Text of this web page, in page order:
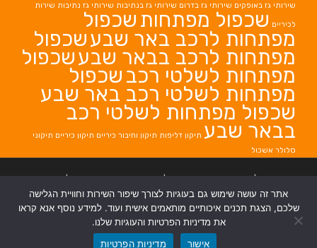
שירותי גז באופקים שירותי גז בדרום שירותי גז בנתיבות שירותי גז נתיבות שירות
לכיריים שכפול מפתחות שכפול
מפתחות לרכב באר שבעשכפול
מפתחות לרכב בבאר שבעשכפול
מפתחות לשלטי רכב שכפול
מפתחות לשלטי רכב באר שבע
שכפול מפתחות לשלטי רכב
בבאר שבע תיקון דליפות תיקון וחיבור כיריים תיקון כיריים תיקוני
סלולר אשכול
בבאר שבע |
אתר זה עושה שימוש גם בעוגיות לצורך שיפור השירות וחוויית הגלישה
שלכם, הצגת תכנים איכותיים מותאמים אישית ועוד. למידע נוסף אנא קראו
את מדיניות הפרטיות והעוגיות שלנו.
אישור
מדיניות הפרטיות